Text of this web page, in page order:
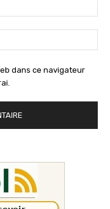
dans ce navigateur